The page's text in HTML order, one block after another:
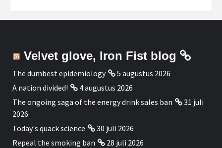
Velvet glove, Iron Fist blog
The dumbest epidemiology
5 augustus 2026
A nation divided!
4 augustus 2026
The ongoing saga of the energy drink sales ban
31 juli
2026
Today's quack science
30 juli 2026
Repeal the smoking ban
28 juli 2026